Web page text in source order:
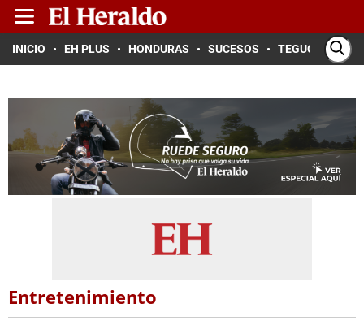
INICIO EH PLUS HONDURAS SUCESOS TEGUCIGALPA
Entretenimiento